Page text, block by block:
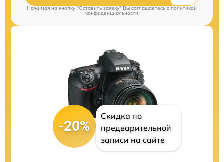
Нажимая на кнопку "Оставить заявку" Вы соглашаетесь cполитикой
конфиденциальности
-20%
Скидка по
предварительной
записи на сайте